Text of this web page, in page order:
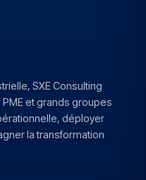
SXE Consulting
et grands groupes
déployer
la transformation